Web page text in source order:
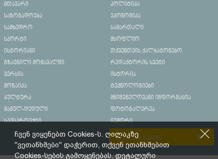
მთავარი
პოლიტიკა
საზოგადოება
ეკონომიკა
სამხედრო
სამართალი
სპორტი
მსოფლიო
ისტორიანი
თქვენთვის ქალბატონებო
გზავნილი მომავალში
რედაქტორის სვეტი
ვერსია
ისტორია
მოზაიკა
ტექნოლოგიები
კულტურა
მნიშვნელოვანი ინფორმაცია
მამულ-დედული
ფოტოგალერეა
სპეცპროექტი
იუმორი
რეკლამა საიტზე
ჩვენ ვიყენებთ Cookies-ს. ღილაკზე
"ვეთანხმები" დაჭერით, თქვენ ეთანხმებით
Cookies-სების გამოყენებას. დეტალური